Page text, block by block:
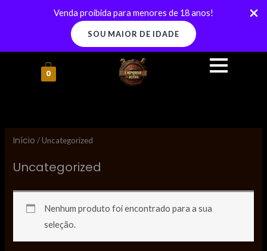
Venda proibida para menores de 18 anos!
SOU MAIOR DE IDADE
conteúdo
0
Início / Uncategorized
Uncategorized
Nenhum produto foi encontrado para a sua
seleção.